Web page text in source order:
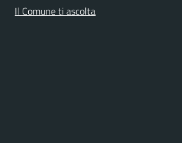
Il Comune ti ascolta